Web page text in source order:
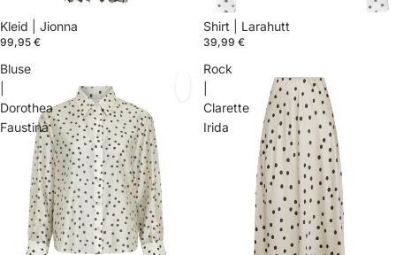
Kleid | Jionna
99,95 €
Shirt | Larahutt
39,99 €
Bluse
Dorothea
Faustina
Rock
Clarette
Irida